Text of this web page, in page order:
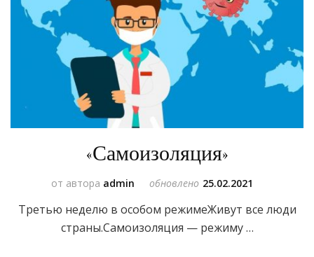
«Самоизоляция»
от автора admin обновлено 25.02.2021
Третью неделю в особом режимеЖивут все люди
страны.Самоизоляция — режиму …